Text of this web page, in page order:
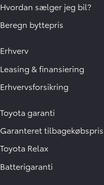
Hvordan sælger jeg bil?
Beregn byttepris
Erhverv
Leasing & finansiering
Erhvervsforsikring
Toyota garanti
Garanteret tilbagekøbspris
Toyota Relax
Batterigaranti